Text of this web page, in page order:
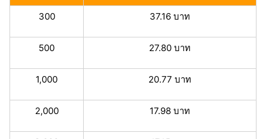
300 37.16 บาท
500 27.80 บาท
1,000 20.77 บาท
2,000 17.98 บาท